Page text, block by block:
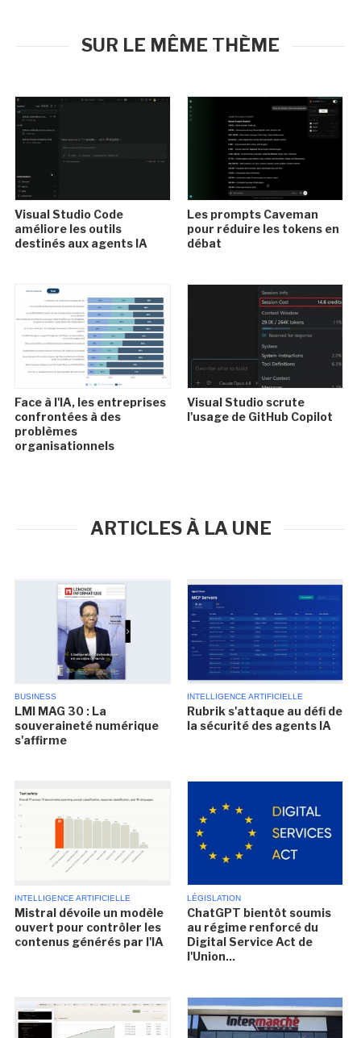
SUR LE MÊME THÈME
Visual Studio Code
améliore les outils
destinés aux agents IA
Les prompts Caveman
pour réduire les tokens en
débat
Face à l'IA, les entreprises
confrontées à des
problèmes
organisationnels
Visual Studio scrute
l'usage de GitHub Copilot
ARTICLES À LA UNE
BUSINESS
LMI MAG 30 : La
souveraineté numérique
s'affirme
INTELLIGENCE ARTIFICIELLE
Rubrik s'attaque au défi de
la sécurité des agents IA
INTELLIGENCE ARTIFICIELLE
Mistral dévoile un modèle
ouvert pour contrôler les
contenus générés par l'IA
LÉGISLATION
ChatGPT bientôt soumis
au régime renforcé du
Digital Service Act de
l'Union...